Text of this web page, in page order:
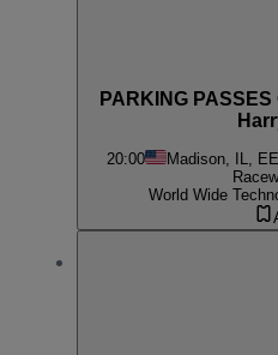
PARKING
20:00 Madison, IL,
World Wide